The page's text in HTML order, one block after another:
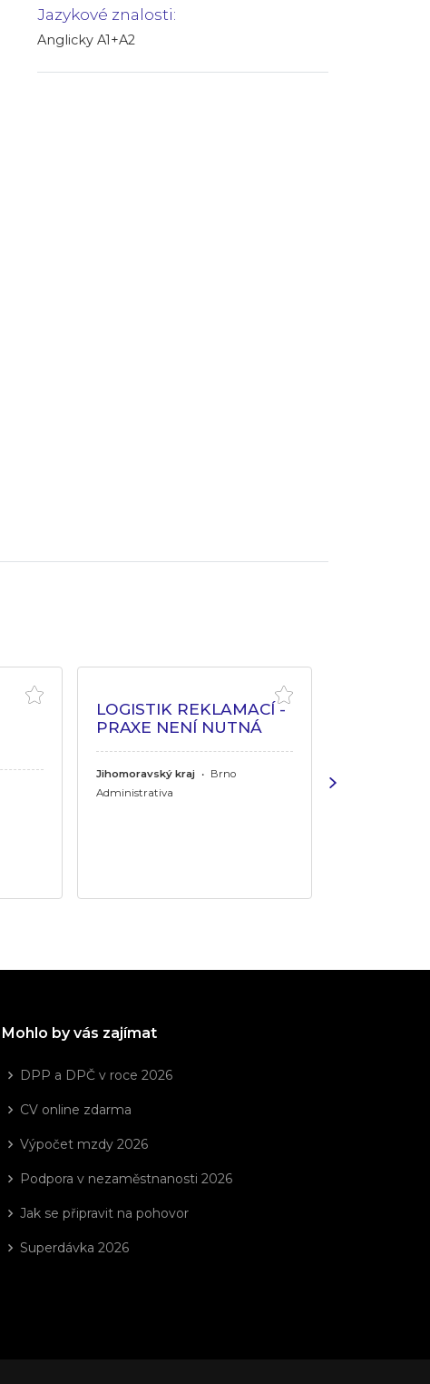
Jazykové znalosti:
Anglicky A1+A2
LOGISTIK REKLAMACÍ -
PRAXE NENÍ NUTNÁ
Jihomoravský kraj • Brno
Administrativa
Mohlo by vás zajímat
DPP a DPČ v roce 2026
CV online zdarma
Výpočet mzdy 2026
Podpora v nezaměstnanosti 2026
Jak se připravit na pohovor
Superdávka 2026